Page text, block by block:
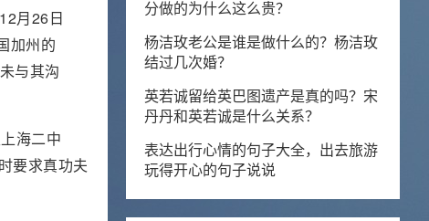
月26日
加州的
与其沟
海二中
要求真功夫
分做的为什么这么贵？
杨洁玫老公是谁是做什么的？杨洁玫
结过几次婚？
英若诚留给英巴图遗产是真的吗？宋
丹丹和英若诚是什么关系？
表达出行心情的句子大全，出去旅游
玩得开心的句子说说